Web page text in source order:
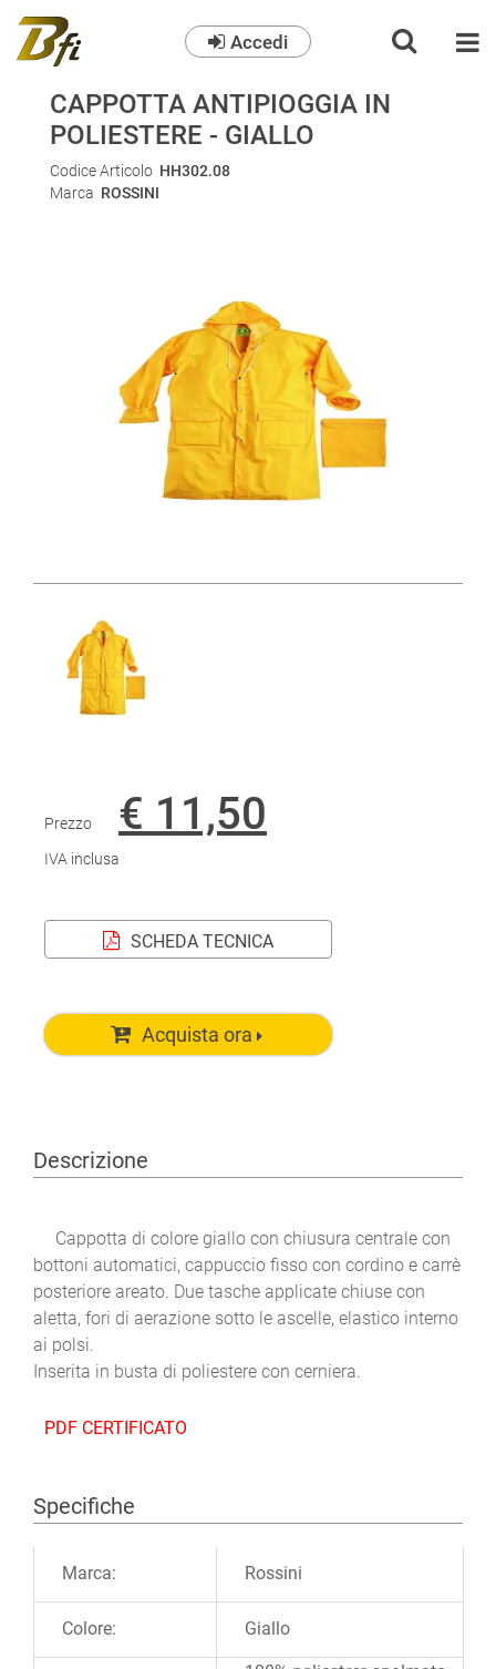
Accedi
CAPPOTTA ANTIPIOGGIA IN
POLIESTERE - GIALLO
Codice Articolo HH302.08
Marca ROSSINI
Prezzo € 11,50
IVA inclusa
SCHEDA TECNICA
Acquista ora
Descrizione
Cappotta di colore giallo con chiusura centrale con
bottoni automatici, cappuccio fisso con cordino e carrè
posteriore areato. Due tasche applicate chiuse con
aletta, fori di aerazione sotto le ascelle, elastico interno
ai polsi.
Inserita in busta di poliestere con cerniera.
PDF CERTIFICATO
Specifiche
Marca: Rossini
Colore: Giallo